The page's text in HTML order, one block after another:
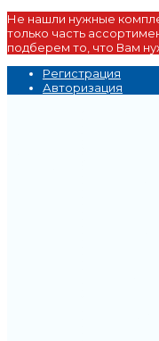
Не нашли нужные
только часть
подберем то, что Вам
Регистрация
Авторизация